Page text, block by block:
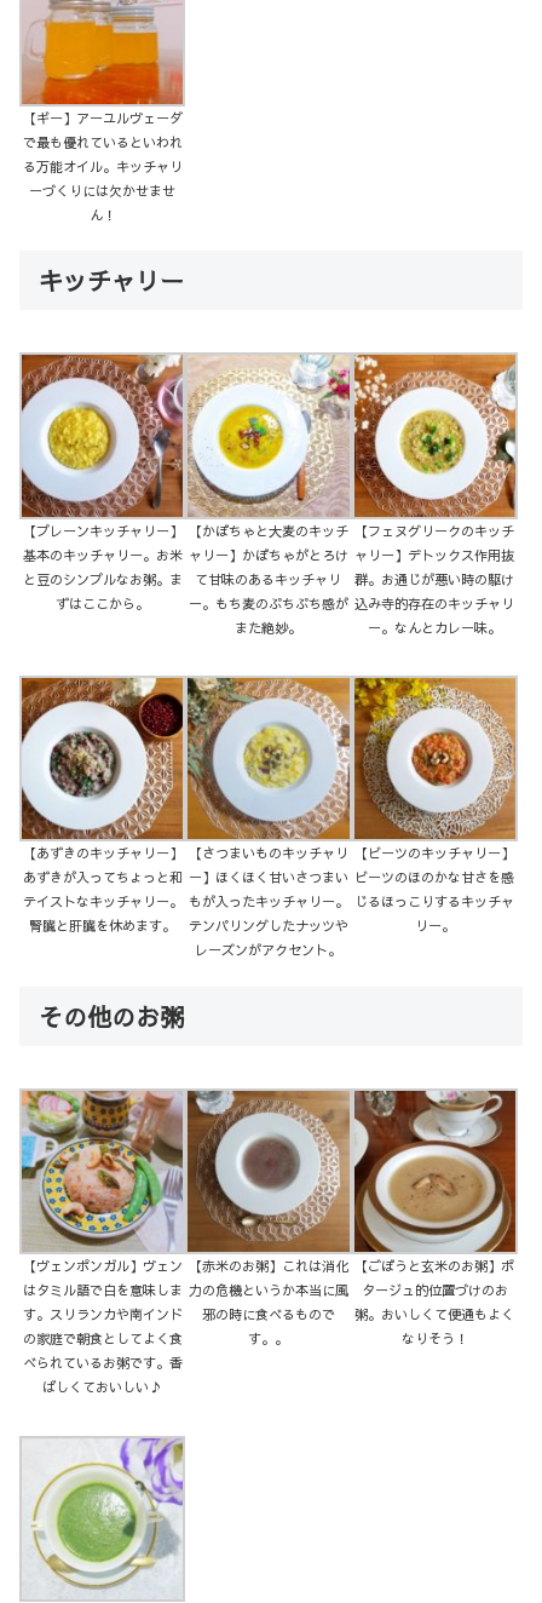
【ギー】アーユルヴェーダ
で最も優れているといわれ
る万能オイル。キッチャリ
ーづくりには欠かせませ
ん！
キッチャリー
【プレーンキッチャリー】
基本のキッチャリー。お米
と豆のシンプルなお粥。ま
ずはここから。
【かぼちゃと大麦のキッチ
ャリー】かぼちゃがとろけ
て甘味のあるキッチャリ
ー。もち麦のぷちぷち感が
また絶妙。
【フェヌグリークのキッチ
ャリー】デトックス作用抜
群。お通じが悪い時の駆け
込み寺的存在のキッチャリ
ー。なんとカレー味。
【あずきのキッチャリー】
あずきが入ってちょっと和
テイストなキッチャリー。
腎臓と肝臓を休めます。
【さつまいものキッチャリ
ー】ほくほく甘いさつまい
もが入ったキッチャリー。
テンパリングしたナッツや
レーズンがアクセント。
【ビーツのキッチャリー】
ビーツのほのかな甘さを感
じるほっこりするキッチャ
リー。
その他のお粥
【ヴェンポンガル】ヴェン
はタミル語で白を意味しま
す。スリランカや南インド
の家庭で朝食としてよく食
べられているお粥です。香
ばしくておいしい♪
【赤米のお粥】これは消化
力の危機というか本当に風
邪の時に食べるもので
す。。
【ごぼうと玄米のお粥】ポ
タージュ的位置づけのお
粥。おいしくて便通もよく
なりそう！